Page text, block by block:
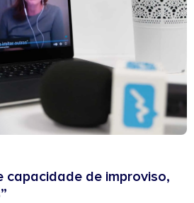
capacidade de improviso,